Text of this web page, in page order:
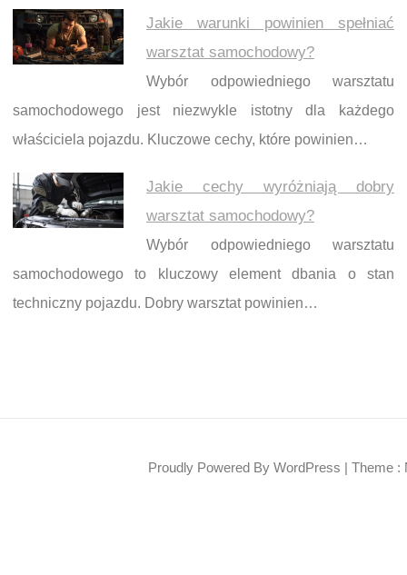
Jakie warunki powinien spełniać
warsztat samochodowy?
Wybór odpowiedniego warsztatu
samochodowego jest niezwykle istotny dla każdego
właściciela pojazdu. Kluczowe cechy, które powinien…
Jakie cechy wyróżniają dobry
warsztat samochodowy?
Wybór odpowiedniego warsztatu
samochodowego to kluczowy element dbania o stan
techniczny pojazdu. Dobry warsztat powinien…
Proudly Powered By WordPress | Theme :